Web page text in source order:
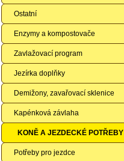
Ostatní
Enzymy a kompostovače
Zavlažovací program
Jezírka doplňky
Demižony, zavařovací sklenice
Kapénková závlaha
KONĚ A JEZDECKÉ POTŘEBY
Potřeby pro jezdce